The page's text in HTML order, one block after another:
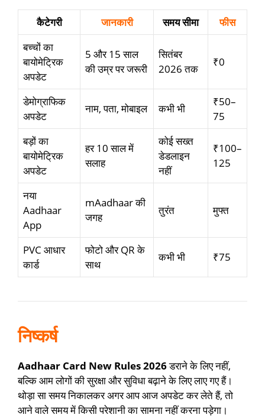
कैटेगरी जानकारी समय सीमा
फीस
बच्चों का
बायोमेट्रिक
अपडेट
5 और 15 साल
की उम्र पर जरूरी
सितंबर
2026 तक
₹0
डेमोग्राफिक
अपडेट
नाम, पता, मोबाइल कभी भी
₹50–
75
बड़ों का
बायोमेट्रिक
अपडेट
हर 10 साल में
सलाह
कोई सख्त
डेडलाइन
नहीं
₹100–
125
नया
Aadhaar
App
mAadhaar की
जगह
तुरंत मुफ्त
PVC आधार
कार्ड
फोटो और QR के
साथ
कभी भी ₹75
निष्कर्ष
Aadhaar Card New Rules 2026डराने के लिए नहीं,
बल्कि आम लोगों की सुरक्षा और सुविधा बढ़ाने के लिए लाए गए हैं।
थोड़ा सा समय निकालकर अगर आप आज अपडेट कर लेते हैं, तो
आने वाले समय में किसी परेशानी का सामना नहीं करना पड़ेगा।